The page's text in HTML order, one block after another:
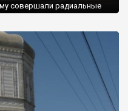
совершали радиальные